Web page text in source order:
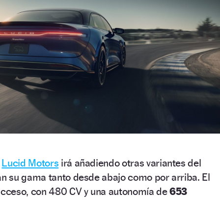
Lucid Motors irá añadiendo otras variantes del
su gama tanto desde abajo como por arriba. El
con 480 CV y una autonomía de653